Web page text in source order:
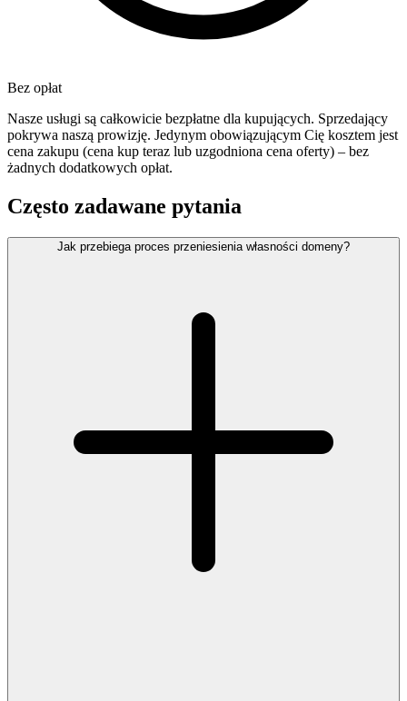
Bez opłat
Nasze usługi są całkowicie bezpłatne dla kupujących. Sprzedający
pokrywa naszą prowizję. Jedynym obowiązującym Cię kosztem jest
cena zakupu (cena kup teraz lub uzgodniona cena oferty) – bez
żadnych dodatkowych opłat.
Często zadawane pytania
Jak przebiega proces przeniesienia własności domeny?